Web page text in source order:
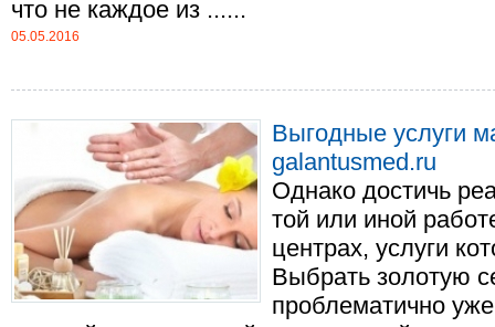
что не каждое из ......
05.05.2016
Выгодные услуги
galantusmed.ru
Однако достичь
той или иной
центрах, услуги
Выбрать золотую
проблематично